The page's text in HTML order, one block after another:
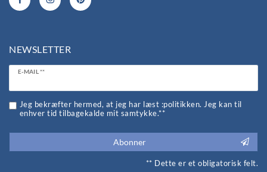
NEWSLETTER
E-MAIL **
Ceres::Template.newsletterHoneypotLabel
Jeg bekræfter hermed, at jeg har læst :politikken. Jeg kan til
enhver tid tilbagekalde mit samtykke.**
Abonner
** Dette er et obligatorisk felt.